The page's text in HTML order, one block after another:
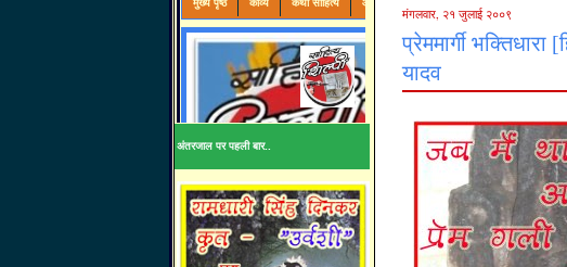
अंतरजाल पर पहली बार..
मंगलवार, २१ जुलाई २००९
प्रेममार्गी
यादव